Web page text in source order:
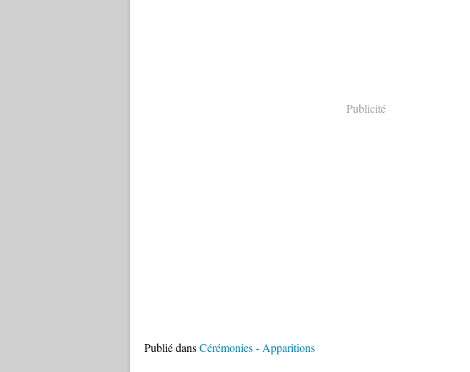
Publicité
Publié dansCérémonies - Apparitions